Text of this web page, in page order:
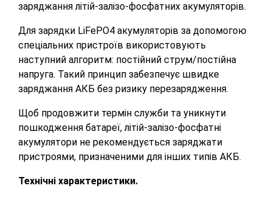
заряджання літій-залізо-фосфатних акумуляторів.
Для зарядки LiFePO4 акумуляторів за допомогою
спеціальних пристроїв використовують
наступний алгоритм: постійний струм/постійна
напруга. Такий принцип забезпечує швидке
заряджання АКБ без ризику перезарядження.
Щоб продовжити термін служби та уникнути
пошкодження батареї, літій-залізо-фосфатні
акумулятори не рекомендується заряджати
пристроями, призначеними для інших типів АКБ.
Технічні характеристики.